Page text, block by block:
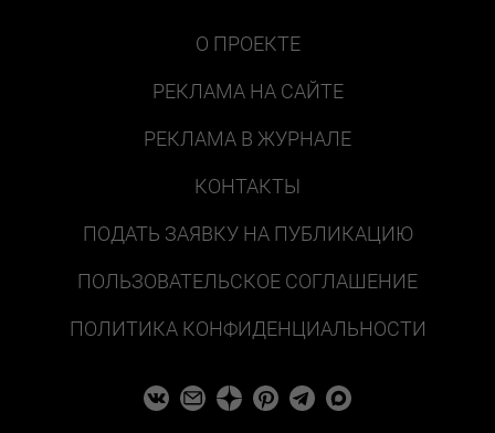
О ПРОЕКТЕ
РЕКЛАМА НА САЙТЕ
РЕКЛАМА В ЖУРНАЛЕ
КОНТАКТЫ
ПОДАТЬ ЗАЯВКУ НА ПУБЛИКАЦИЮ
ПОЛЬЗОВАТЕЛЬСКОЕ СОГЛАШЕНИЕ
ПОЛИТИКА КОНФИДЕНЦИАЛЬНОСТИ